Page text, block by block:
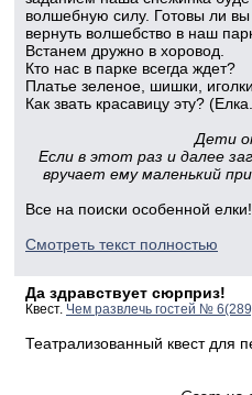
волшебную силу. Готовы ли
вернуть волшебство в наш
Встанем дружно в хоровод.
Кто нас в парке всегда ждет?
Платье зеленое, шишки,
Как звать красавицу эту?
Дети
Если в этот раз и далее
вручает ему маленький
Все на поиски особенной елки!
Смотреть текст полностью
Да здравствует сюрприз!
Квест. Чем развлечь гостей №
Театрализованный квест для